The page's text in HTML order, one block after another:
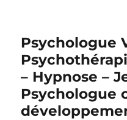
Psychologue
– Hypnose –
Psychologue